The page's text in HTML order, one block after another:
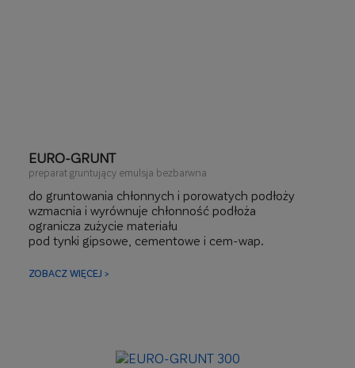
EURO-GRUNT
preparat gruntujący emulsja bezbarwna
do gruntowania chłonnych i porowatych podłoży
wzmacnia i wyrównuje chłonność podłoża
ogranicza zużycie materiału
pod tynki gipsowe, cementowe i cem-wap.
pod szpachle, gładzie, kleje gipsowe oraz farby
ZOBACZ WIĘCEJ >